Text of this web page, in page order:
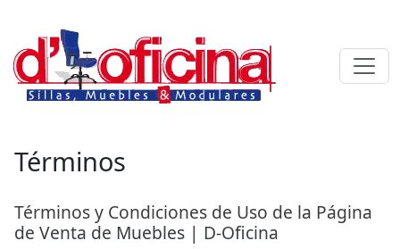
content
Términos
Términos y Condiciones de Uso de la Página
de Venta de Muebles | D-Oficina